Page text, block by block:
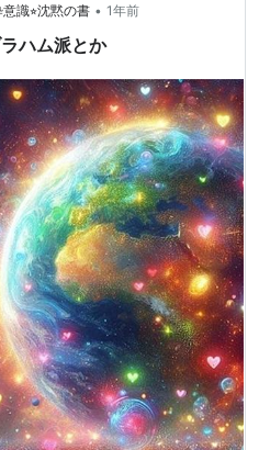
識⭐︎沈黙の書 • 1年前
ハム派とか